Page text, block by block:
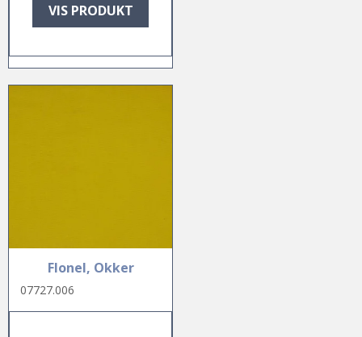
VIS PRODUKT
Flonel, Okker
07727.006